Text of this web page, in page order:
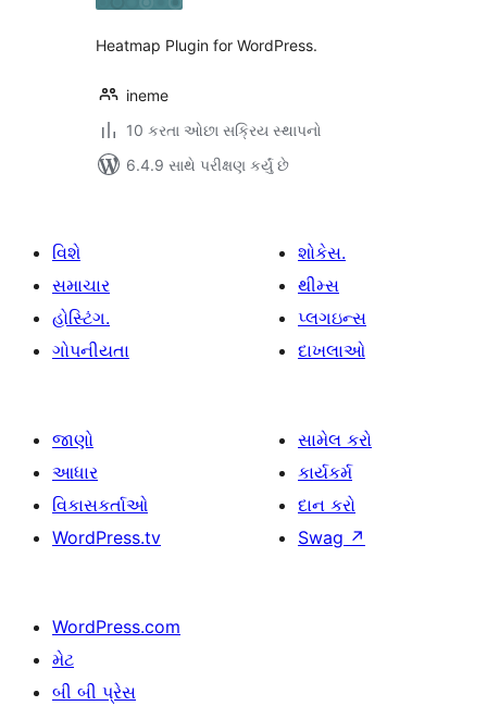
Heatmap Plugin for WordPress.
ineme
10 કરતા ઓછા સક્રિય સ્થાપનો
6.4.9 સાથે પરીક્ષણ કર્યું છે
વિશે
સમાચાર
હોસ્ટિંગ.
ગોપનીયતા
શોકેસ.
થીમ્સ
પ્લગઇન્સ
દાખલાઓ
જાણો
આધાર
વિકાસકર્તાઓ
WordPress.tv
સામેલ કરો
કાર્યકર્મ
દાન કરો
Swag ↗
WordPress.com
મેટ
બી બી પ્રેસ